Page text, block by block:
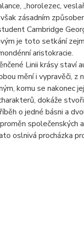
„horolezec,
zásadním
Cambridge
je toto setkání
aristokracie.
Linii krásy staví
mění i vypravěči, z
komu se nakonec
dokáže
o jedné básni a
oslnivá procházka